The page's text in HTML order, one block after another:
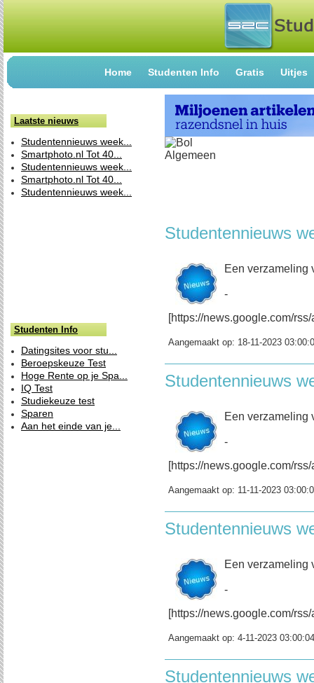
Home Studenten Info Gratis Uitjes
Laatste nieuws
Studentennieuws week...
Smartphoto.nl Tot 40...
Studentennieuws week...
Smartphoto.nl Tot 40...
Studentennieuws week...
Studenten Info
Datingsites voor stu...
Beroepskeuze Test
Hoge Rente op je Spa...
IQ Test
Studiekeuze test
Sparen
Aan het einde van je...
Studentennieuws
Een verzameling
-
[https://news.google.com/
Aangemaakt op: 18-11-2023
Studentennieuws
Een verzameling
-
[https://news.google.com/
Aangemaakt op: 11-11-2023
Studentennieuws
Een verzameling
-
[https://news.google.com/
Aangemaakt op: 4-11-2023 03:00:04
Studentennieuws